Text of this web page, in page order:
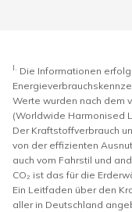
I. Die Informationen
Werte wurden nach dem
(Worldwide Harmonised
Der Kraftstoffverbrauch
von der effizienten
auch vom Fahrstil und
CO₂ ist das für die
Ein Leitfaden über den
aller in Deutschland